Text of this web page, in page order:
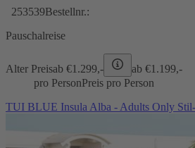
253539Bestellnr.:
Pauschalreise
Alter Preisab €1.299,- ab €1.199,-
pro PersonPreis pro Person
TUI BLUE Insula Alba - Adults Only